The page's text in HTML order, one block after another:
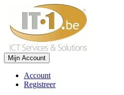
Mijn Account
Account
Registreer